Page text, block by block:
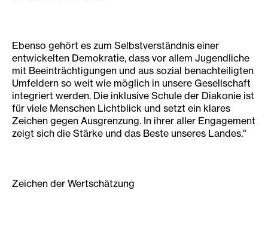
Ebenso gehört es zum Selbstverständnis einer
entwickelten Demokratie, dass vor allem Jugendliche
mit Beeinträchtigungen und aus sozial benachteiligten
Umfeldern so weit wie möglich in unsere Gesellschaft
integriert werden. Die inklusive Schule der Diakonie ist
für viele Menschen Lichtblick und setzt ein klares
Zeichen gegen Ausgrenzung. In ihrer aller Engagement
zeigt sich die Stärke und das Beste unseres Landes."
Zeichen der Wertschätzung